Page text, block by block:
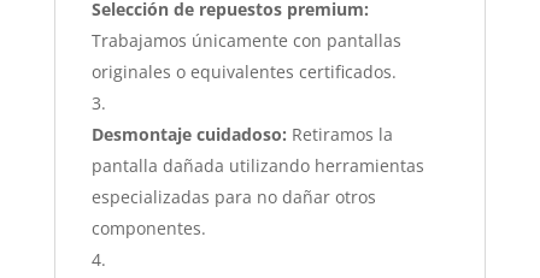
Selección de repuestos premium:
Trabajamos únicamente con pantallas
originales o equivalentes certificados.
Desmontaje cuidadoso: Retiramos la
pantalla dañada utilizando herramientas
especializadas para no dañar otros
componentes.